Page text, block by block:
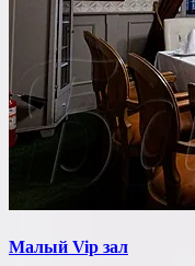
Малый Vip зал